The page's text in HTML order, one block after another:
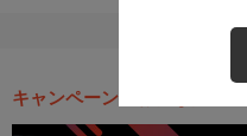
キャンペーン・お得な情報